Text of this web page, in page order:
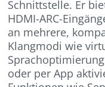
Schnittstelle. Er
HDMI-ARC-
an mehrere,
Klangmodi wie
oder per App